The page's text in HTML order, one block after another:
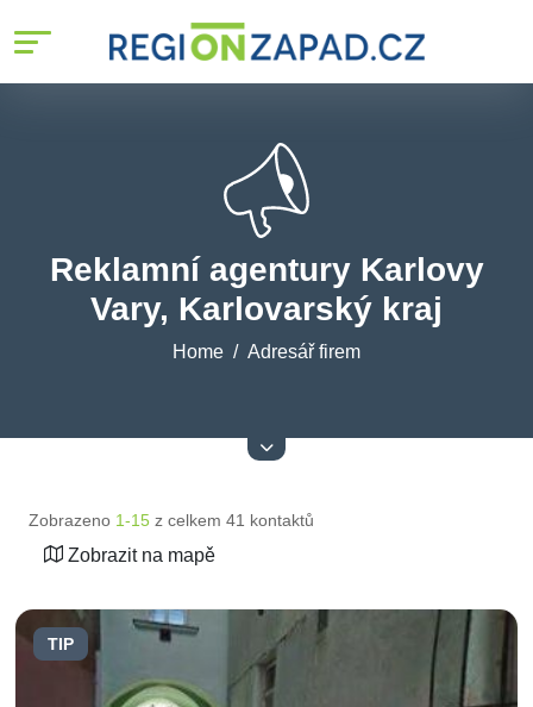
Reklamní agentury Karlovy
Vary, Karlovarský kraj
Home Adresář firem
Zobrazeno 1-15 z celkem 41 kontaktů
Zobrazit na mapě
TIP